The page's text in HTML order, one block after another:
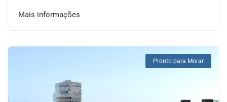
Mais informações
Pronto para Morar